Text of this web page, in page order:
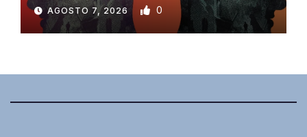
AGOSTO 7, 2026 0